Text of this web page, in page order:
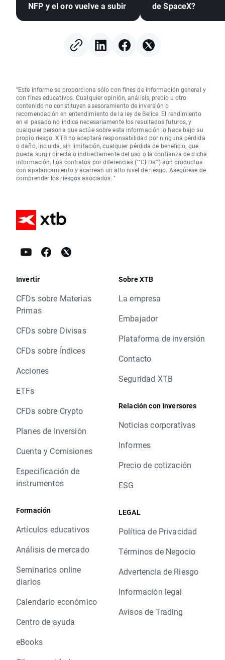
NFP y el oro vuelve a subir
de SpaceX?
"Este informe se proporciona sólo con fines de información general y
con fines educativos. Cualquier opinión, análisis, precio u otro
contenido no constituyen asesoramiento de inversión o
recomendación en entendimiento de la ley de Belice. El rendimiento
en el pasado no indica necesariamente los resultados futuros, y
cualquier persona que actúe sobre esta información lo hace bajo su
propio riesgo. XTB no aceptará responsabilidad por ninguna pérdida
o daño, incluida, sin limitación, cualquier pérdida de beneficio, que
pueda surgir directa o indirectamente del uso o la confianza de dicha
información. Los contratos por diferencias (""CFDs"") son productos
con apalancamiento y acarrean un alto nivel de riesgo. Asegúrese de
comprender los riesgos asociados. "
Invertir
CFDs sobre Materias
Primas
CFDs sobre Divisas
CFDs sobre Índices
Acciones
ETFs
CFDs sobre Crypto
Planes de Inversión
Cuenta y Comisiones
Especificación de
instrumentos
Formación
Artículos educativos
Análisis de mercado
Seminarios online
diarios
Calendario económico
Centro de ayuda
eBooks
Sobre XTB
La empresa
Embajador
Plataforma de inversión
Contacto
Seguridad XTB
Relación con Inversores
Noticias corporativas
Informes
Precio de cotización
ESG
LEGAL
Política de Privacidad
Términos de Negocio
Advertencia de Riesgo
Información legal
Avisos de Trading